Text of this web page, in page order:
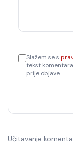
Slažem se s
tekst
prije objave.
Učitavanje